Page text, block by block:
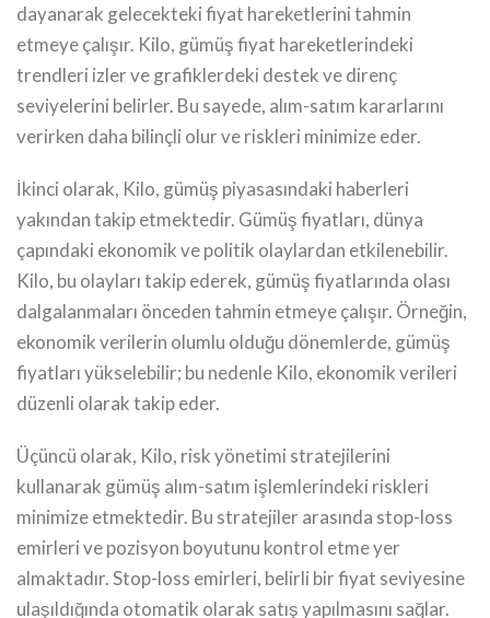
dayanarak gelecekteki fiyat hareketlerini tahmin
etmeye çalışır. Kilo, gümüş fiyat hareketlerindeki
trendleri izler ve grafiklerdeki destek ve direnç
seviyelerini belirler. Bu sayede, alım-satım kararlarını
verirken daha bilinçli olur ve riskleri minimize eder.
İkinci olarak, Kilo, gümüş piyasasındaki haberleri
yakından takip etmektedir. Gümüş fiyatları, dünya
çapındaki ekonomik ve politik olaylardan etkilenebilir.
Kilo, bu olayları takip ederek, gümüş fiyatlarında olası
dalgalanmaları önceden tahmin etmeye çalışır. Örneğin,
ekonomik verilerin olumlu olduğu dönemlerde, gümüş
fiyatları yükselebilir; bu nedenle Kilo, ekonomik verileri
düzenli olarak takip eder.
Üçüncü olarak, Kilo, risk yönetimi stratejilerini
kullanarak gümüş alım-satım işlemlerindeki riskleri
minimize etmektedir. Bu stratejiler arasında stop-loss
emirleri ve pozisyon boyutunu kontrol etme yer
almaktadır. Stop-loss emirleri, belirli bir fiyat seviyesine
ulaşıldığında otomatik olarak satış yapılmasını sağlar.